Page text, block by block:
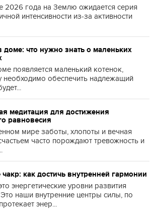
2026 года на Землю ожидается серия
интенсивности из-за активности
доме: что нужно знать о маленьких
появляется маленький котенок,
необходимо обеспечить надлежащий
медитация для достижения
равновесия
мире заботы, хлопоты и вечная
часто порождают тревожность и
как достичь внутренней гармонии
энергетические уровни развития
наши внутренние центры силы, по
энер...